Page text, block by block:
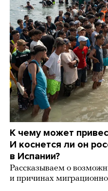
К чему может
И коснется ли он
в Испании?
Рассказываем о
и причинах